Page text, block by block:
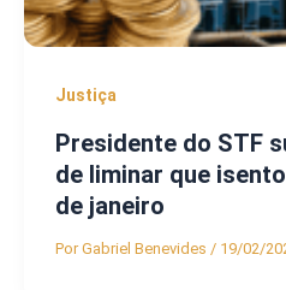
Justiça
Presidente do STF
de liminar que
de janeiro
PorGabriel Benevides / 19/02/